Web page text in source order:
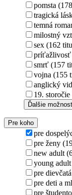
pomsta
tragická
temná
milostný
sex (162
príťažlivosť
smrť (157
vojna (155
anglický
19.
Ďalšie
Pre koho
pre
pre ženy
new adult
young
pre
pre deti a
pre